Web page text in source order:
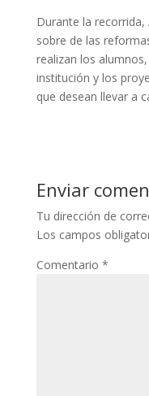
Durante la
sobre de las
realizan los
institución y los
que desean llevar a
Enviar
Tu dirección de
Los campos
Comentario *